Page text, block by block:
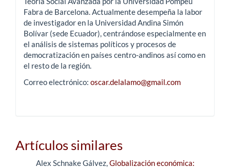
Fabra de Barcelona. Actualmente desempeña la labor
de investigador en la Universidad Andina Simón
Bolívar (sede Ecuador), centrándose especialmente en
el análisis de sistemas políticos y procesos de
democratización en países centro-andinos así como en
el resto de la región.
Correo electrónico: oscar.delalamo@gmail.com
Artículos similares
Alex Schnake Gálvez,Globalización económica: